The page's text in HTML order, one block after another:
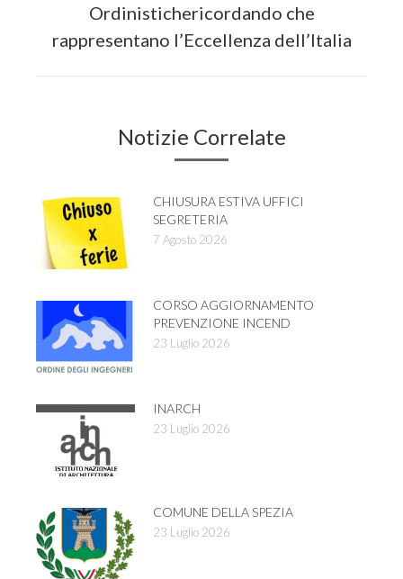
Ordinistichericordando che
rappresentano l’Eccellenza dell’Italia
Notizie Correlate
CHIUSURA ESTIVA UFFICI
SEGRETERIA
7 Agosto 2026
CORSO AGGIORNAMENTO
PREVENZIONE INCEND
23 Luglio 2026
INARCH
23 Luglio 2026
COMUNE DELLA SPEZIA
23 Luglio 2026